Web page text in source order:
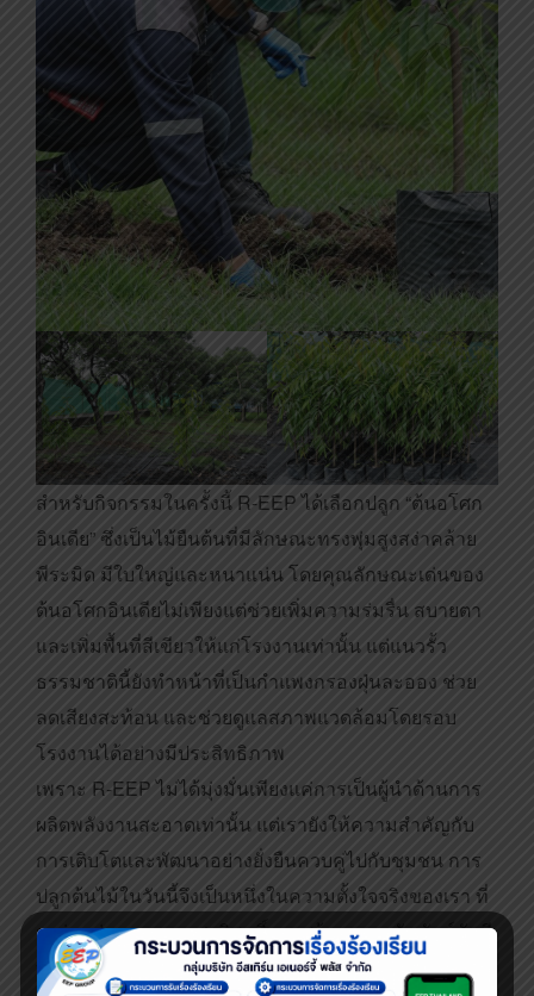
สำหรับกิจกรรมในครั้งนี้ R-EEP ได้เลือกปลูก “ต้นอโศก
อินเดีย” ซึ่งเป็นไม้ยืนต้นที่มีลักษณะทรงพุ่มสูงสง่าคล้าย
พีระมิด มีใบใหญ่และหนาแน่น โดยคุณลักษณะเด่นของ
ต้นอโศกอินเดียไม่เพียงแต่ช่วยเพิ่มความร่มรื่น สบายตา
และเพิ่มพื้นที่สีเขียวให้แก่โรงงานเท่านั้น แต่แนวรั้ว
ธรรมชาตินี้ยังทำหน้าที่เป็นกำแพงกรองฝุ่นละออง ช่วย
ลดเสียงสะท้อน และช่วยดูแลสภาพแวดล้อมโดยรอบ
โรงงานได้อย่างมีประสิทธิภาพ
เพราะ R-EEP ไม่ได้มุ่งมั่นเพียงแค่การเป็นผู้นำด้านการ
ผลิตพลังงานสะอาดเท่านั้น แต่เรายังให้ความสำคัญกับ
การเติบโตและพัฒนาอย่างยั่งยืนควบคู่ไปกับชุมชน การ
ปลูกต้นไม้ในวันนี้จึงเป็นหนึ่งในความตั้งใจจริงของเรา ที่
จะร่วมส่งมอบอากาศบริสุทธิ์และสร้างความสัมพันธ์อันดี
ที่เป็นมิตรต่อพี่น้องในชุมชนโดยรอบตลอดไป